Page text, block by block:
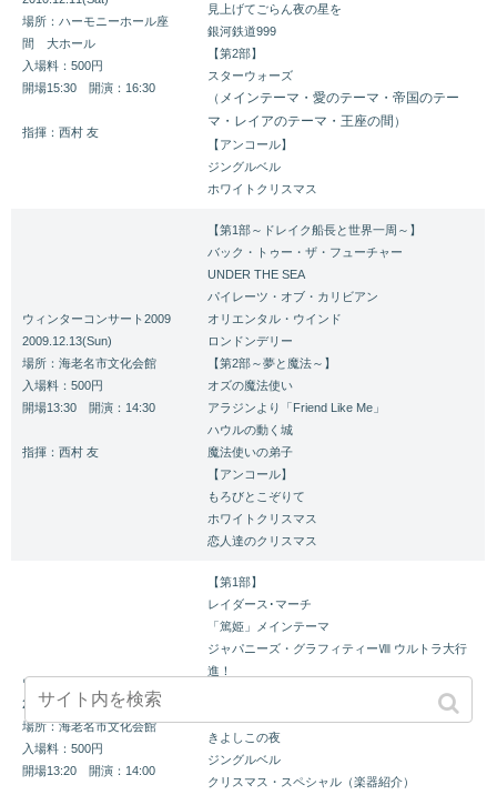
場所：ハーモニーホール座
間 大ホール
入場料：500円
開場15:30 開演：16:30
指揮：西村 友
見上げてごらん夜の星を
銀河鉄道999
【第2部】
スターウォーズ
（ メインテーマ・愛のテーマ・帝国のテー
マ・レイアのテーマ・王座の間 ）
【アンコール】
ジングルベル
ホワイトクリスマス
ウィンターコンサート2009
2009.12.13(Sun)
場所：海老名市文化会館
入場料：500円
開場13:30 開演：14:30
指揮：西村 友
【第1部～ドレイク船長と世界一周～】
バック・トゥー・ザ・フューチャー
UNDER THE SEA
パイレーツ・オブ・カリビアン
オリエンタル・ウインド
ロンドンデリー
【第2部～夢と魔法～】
オズの魔法使い
アラジンより「Friend Like Me」
ハウルの動く城
魔法使いの弟子
【アンコール】
もろびとこぞりて
ホワイトクリスマス
恋人達のクリスマス
ウィンターコンサート2008
2008.12.13(Sat)
場所：海老名市文化会館
入場料：500円
開場13:20 開演：14:00
【第1部】
レイダース･マーチ
「篤姫」メインテーマ
ジャパニーズ・グラフィティーⅧ ウルトラ大行
進！
メインストリート・エレクトリカル・パレード
きよしこの夜
ジングルベル
クリスマス・スペシャル（楽器紹介）